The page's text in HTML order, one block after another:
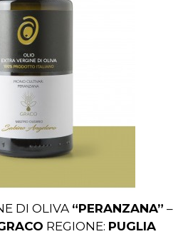
DI OLIVA “PERANZANA” –
REGIONE: PUGLIA